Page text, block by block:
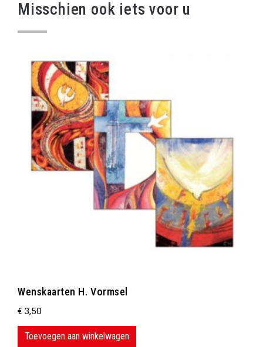
Misschien ook iets voor u
Wenskaarten H. Vormsel
€ 3,50
Toevoegen aan winkelwagen